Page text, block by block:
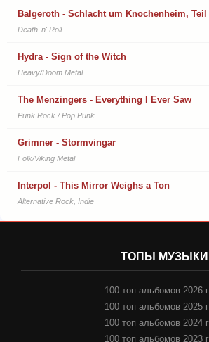
Balgeroth - Schlacht um Knochenheim, Teil
Death 'n' Roll
Hydra - Sign of the Witch
Heavy/Doom Metal
The Menzingers - Everything I Ever Saw
Punk Rock / Pop Punk
Grimner - Stormvingar
Folk/Viking Metal
Interpol - This Mirror Weighs a Ton
Alternative Rock, Indie
ТОПЫ МУЗЫКИ
100 топ альбомов 2026
100 топ альбомов 2025
100 топ альбомов 2024
100 топ альбомов 2023